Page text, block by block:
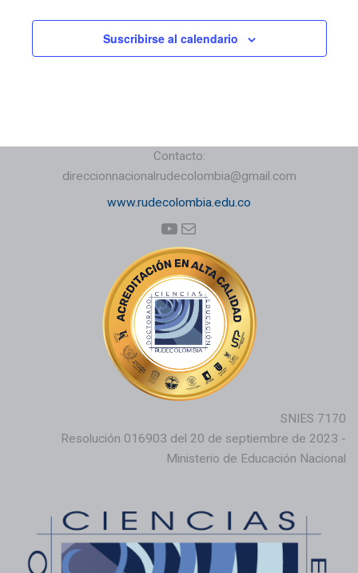
Suscribirse al calendario
Contacto:
direccionnacionalrudecolombia@gmail.com
www.rudecolombia.edu.co
YouTube
Correo electrónico
SNIES 7170
Resolución 016903 del 20 de septiembre de 2023 -
Ministerio de Educación Nacional